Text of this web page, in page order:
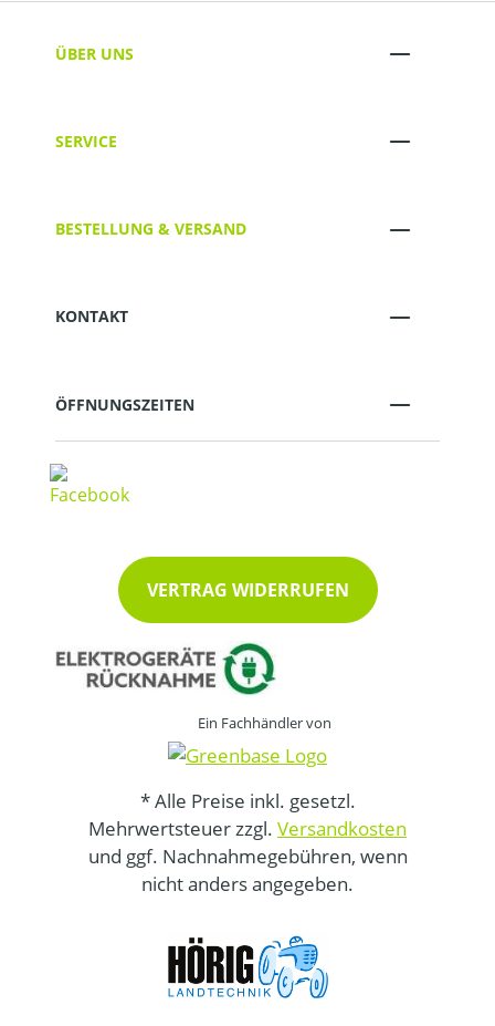
ÜBER UNS
SERVICE
BESTELLUNG & VERSAND
KONTAKT
ÖFFNUNGSZEITEN
VERTRAG WIDERRUFEN
Ein Fachhändler von
* Alle Preise inkl. gesetzl.
Mehrwertsteuer zzgl. Versandkosten
und ggf. Nachnahmegebühren, wenn
nicht anders angegeben.